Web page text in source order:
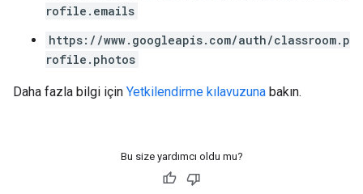
rofile.emails
https://www.googleapis.com/auth/classroom.p
rofile.photos
Daha fazla bilgi için Yetkilendirme kılavuzuna bakın.
Bu size yardımcı oldu mu?